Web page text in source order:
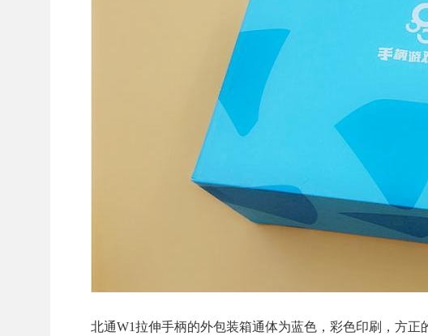
北通W1拉伸手柄的外包装箱通体为蓝色，彩色印刷，方